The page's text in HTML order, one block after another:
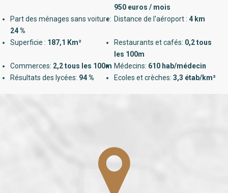
950 euros / mois
Part des ménages sans voiture:
24 %
Distance de l'aéroport : 4 km
Superficie : 187,1 Km² Restaurants et cafés: 0,2 tous
les 100m
Commerces: 2,2 tous les 100m Médecins: 610 hab/médecin
Résultats des lycées: 94 % Ecoles et crèches: 3,3 étab/km²